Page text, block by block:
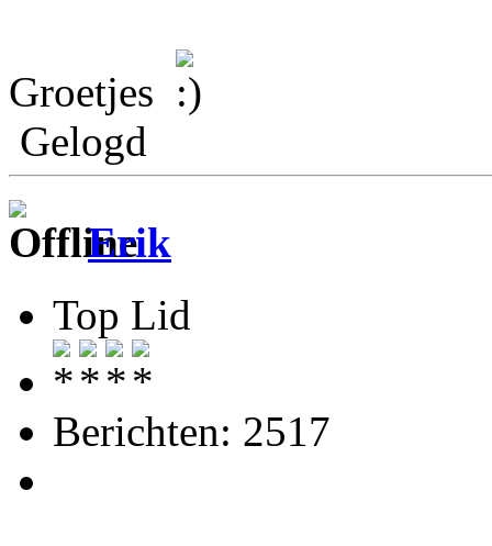
Groetjes
Gelogd
Erik
Top Lid
Berichten: 2517